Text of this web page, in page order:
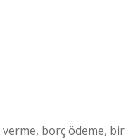
borç ödeme, bir